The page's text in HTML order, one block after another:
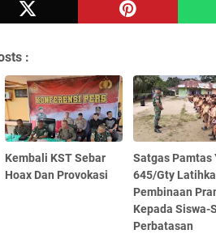
:
Kembali KST Sebar
Hoax Dan Provokasi
Satgas Pamtas
645/Gty
Pembinaan
Kepada Siswa-
Perbatasan